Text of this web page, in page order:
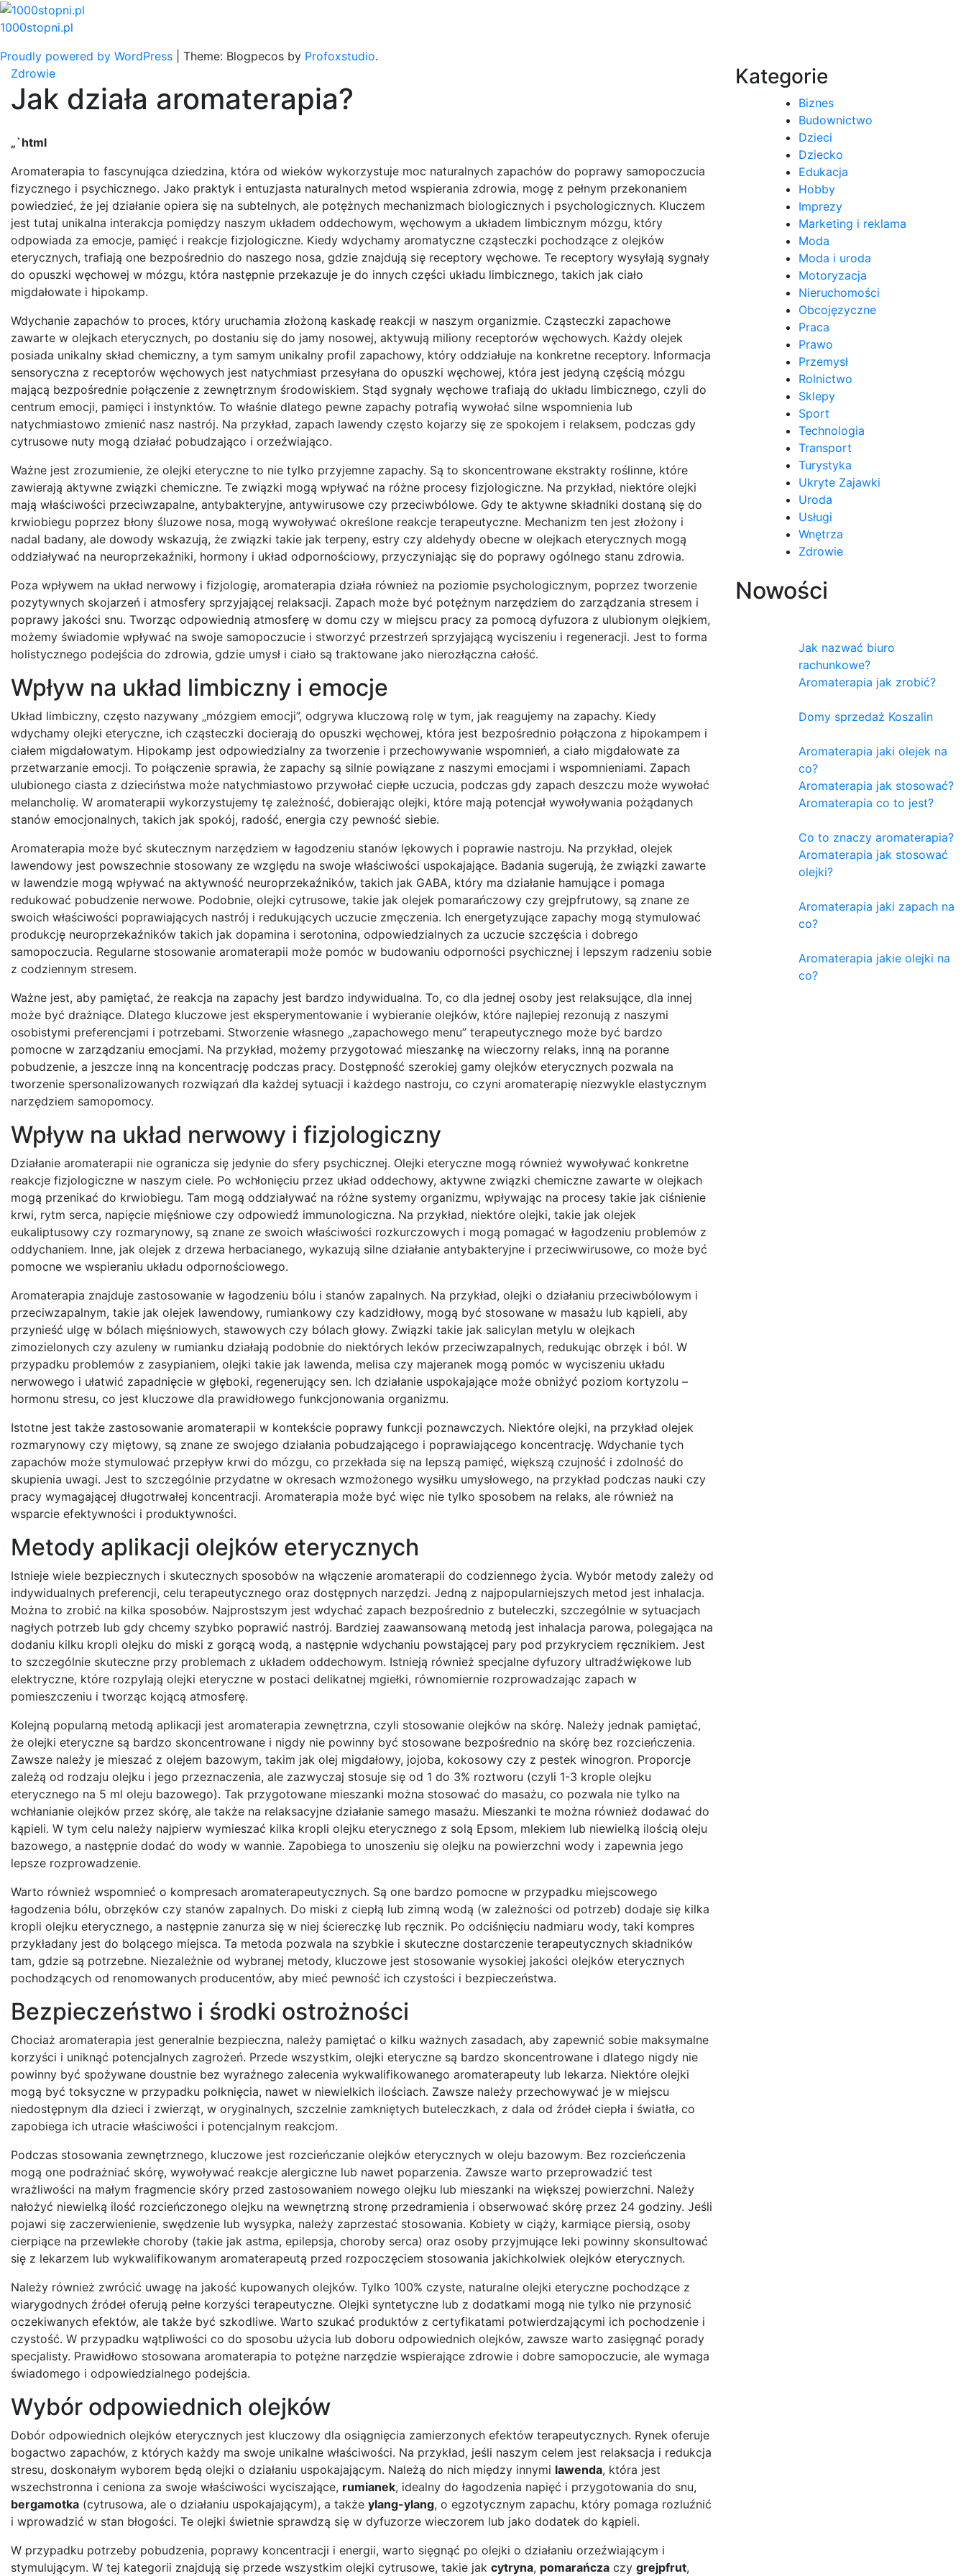
Skip
to
1000stopni.pl
Proudly powered by WordPress
Theme: Blogpecos by Profoxstudio.
Zdrowie
Jak działa aromaterapia?
„`html
Aromaterapia to fascynująca dziedzina, która od wieków wykorzystuje moc naturalnych zapachów do poprawy samopoczucia
fizycznego i psychicznego. Jako praktyk i entuzjasta naturalnych metod wspierania zdrowia, mogę z pełnym przekonaniem
powiedzieć, że jej działanie opiera się na subtelnych, ale potężnych mechanizmach biologicznych i psychologicznych. Kluczem
jest tutaj unikalna interakcja pomiędzy naszym układem oddechowym, węchowym a układem limbicznym mózgu, który
odpowiada za emocje, pamięć i reakcje fizjologiczne. Kiedy wdychamy aromatyczne cząsteczki pochodzące z olejków
eterycznych, trafiają one bezpośrednio do naszego nosa, gdzie znajdują się receptory węchowe. Te receptory wysyłają sygnały
do opuszki węchowej w mózgu, która następnie przekazuje je do innych części układu limbicznego, takich jak ciało
migdałowate i hipokamp.
Wdychanie zapachów to proces, który uruchamia złożoną kaskadę reakcji w naszym organizmie. Cząsteczki zapachowe
zawarte w olejkach eterycznych, po dostaniu się do jamy nosowej, aktywują miliony receptorów węchowych. Każdy olejek
posiada unikalny skład chemiczny, a tym samym unikalny profil zapachowy, który oddziałuje na konkretne receptory. Informacja
sensoryczna z receptorów węchowych jest natychmiast przesyłana do opuszki węchowej, która jest jedyną częścią mózgu
mającą bezpośrednie połączenie z zewnętrznym środowiskiem. Stąd sygnały węchowe trafiają do układu limbicznego, czyli do
centrum emocji, pamięci i instynktów. To właśnie dlatego pewne zapachy potrafią wywołać silne wspomnienia lub
natychmiastowo zmienić nasz nastrój. Na przykład, zapach lawendy często kojarzy się ze spokojem i relaksem, podczas gdy
cytrusowe nuty mogą działać pobudzająco i orzeźwiająco.
Ważne jest zrozumienie, że olejki eteryczne to nie tylko przyjemne zapachy. Są to skoncentrowane ekstrakty roślinne, które
zawierają aktywne związki chemiczne. Te związki mogą wpływać na różne procesy fizjologiczne. Na przykład, niektóre olejki
mają właściwości przeciwzapalne, antybakteryjne, antywirusowe czy przeciwbólowe. Gdy te aktywne składniki dostaną się do
krwiobiegu poprzez błony śluzowe nosa, mogą wywoływać określone reakcje terapeutyczne. Mechanizm ten jest złożony i
nadal badany, ale dowody wskazują, że związki takie jak terpeny, estry czy aldehydy obecne w olejkach eterycznych mogą
oddziaływać na neuroprzekaźniki, hormony i układ odpornościowy, przyczyniając się do poprawy ogólnego stanu zdrowia.
Poza wpływem na układ nerwowy i fizjologię, aromaterapia działa również na poziomie psychologicznym, poprzez tworzenie
pozytywnych skojarzeń i atmosfery sprzyjającej relaksacji. Zapach może być potężnym narzędziem do zarządzania stresem i
poprawy jakości snu. Tworząc odpowiednią atmosferę w domu czy w miejscu pracy za pomocą dyfuzora z ulubionym olejkiem,
możemy świadomie wpływać na swoje samopoczucie i stworzyć przestrzeń sprzyjającą wyciszeniu i regeneracji. Jest to forma
holistycznego podejścia do zdrowia, gdzie umysł i ciało są traktowane jako nierozłączna całość.
Wpływ na układ limbiczny i emocje
Układ limbiczny, często nazywany „mózgiem emocji”, odgrywa kluczową rolę w tym, jak reagujemy na zapachy. Kiedy
wdychamy olejki eteryczne, ich cząsteczki docierają do opuszki węchowej, która jest bezpośrednio połączona z hipokampem i
ciałem migdałowatym. Hipokamp jest odpowiedzialny za tworzenie i przechowywanie wspomnień, a ciało migdałowate za
przetwarzanie emocji. To połączenie sprawia, że zapachy są silnie powiązane z naszymi emocjami i wspomnieniami. Zapach
ulubionego ciasta z dzieciństwa może natychmiastowo przywołać ciepłe uczucia, podczas gdy zapach deszczu może wywołać
melancholię. W aromaterapii wykorzystujemy tę zależność, dobierając olejki, które mają potencjał wywoływania pożądanych
stanów emocjonalnych, takich jak spokój, radość, energia czy pewność siebie.
Aromaterapia może być skutecznym narzędziem w łagodzeniu stanów lękowych i poprawie nastroju. Na przykład, olejek
lawendowy jest powszechnie stosowany ze względu na swoje właściwości uspokajające. Badania sugerują, że związki zawarte
w lawendzie mogą wpływać na aktywność neuroprzekaźników, takich jak GABA, który ma działanie hamujące i pomaga
redukować pobudzenie nerwowe. Podobnie, olejki cytrusowe, takie jak olejek pomarańczowy czy grejpfrutowy, są znane ze
swoich właściwości poprawiających nastrój i redukujących uczucie zmęczenia. Ich energetyzujące zapachy mogą stymulować
produkcję neuroprzekaźników takich jak dopamina i serotonina, odpowiedzialnych za uczucie szczęścia i dobrego
samopoczucia. Regularne stosowanie aromaterapii może pomóc w budowaniu odporności psychicznej i lepszym radzeniu sobie
z codziennym stresem.
Ważne jest, aby pamiętać, że reakcja na zapachy jest bardzo indywidualna. To, co dla jednej osoby jest relaksujące, dla innej
może być drażniące. Dlatego kluczowe jest eksperymentowanie i wybieranie olejków, które najlepiej rezonują z naszymi
osobistymi preferencjami i potrzebami. Stworzenie własnego „zapachowego menu” terapeutycznego może być bardzo
pomocne w zarządzaniu emocjami. Na przykład, możemy przygotować mieszankę na wieczorny relaks, inną na poranne
pobudzenie, a jeszcze inną na koncentrację podczas pracy. Dostępność szerokiej gamy olejków eterycznych pozwala na
tworzenie spersonalizowanych rozwiązań dla każdej sytuacji i każdego nastroju, co czyni aromaterapię niezwykle elastycznym
narzędziem samopomocy.
Wpływ na układ nerwowy i fizjologiczny
Działanie aromaterapii nie ogranicza się jedynie do sfery psychicznej. Olejki eteryczne mogą również wywoływać konkretne
reakcje fizjologiczne w naszym ciele. Po wchłonięciu przez układ oddechowy, aktywne związki chemiczne zawarte w olejkach
mogą przenikać do krwiobiegu. Tam mogą oddziaływać na różne systemy organizmu, wpływając na procesy takie jak ciśnienie
krwi, rytm serca, napięcie mięśniowe czy odpowiedź immunologiczna. Na przykład, niektóre olejki, takie jak olejek
eukaliptusowy czy rozmarynowy, są znane ze swoich właściwości rozkurczowych i mogą pomagać w łagodzeniu problemów z
oddychaniem. Inne, jak olejek z drzewa herbacianego, wykazują silne działanie antybakteryjne i przeciwwirusowe, co może być
pomocne we wspieraniu układu odpornościowego.
Aromaterapia znajduje zastosowanie w łagodzeniu bólu i stanów zapalnych. Na przykład, olejki o działaniu przeciwbólowym i
przeciwzapalnym, takie jak olejek lawendowy, rumiankowy czy kadzidłowy, mogą być stosowane w masażu lub kąpieli, aby
przynieść ulgę w bólach mięśniowych, stawowych czy bólach głowy. Związki takie jak salicylan metylu w olejkach
zimozielonych czy azuleny w rumianku działają podobnie do niektórych leków przeciwzapalnych, redukując obrzęk i ból. W
przypadku problemów z zasypianiem, olejki takie jak lawenda, melisa czy majeranek mogą pomóc w wyciszeniu układu
nerwowego i ułatwić zapadnięcie w głęboki, regenerujący sen. Ich działanie uspokajające może obniżyć poziom kortyzolu –
hormonu stresu, co jest kluczowe dla prawidłowego funkcjonowania organizmu.
Istotne jest także zastosowanie aromaterapii w kontekście poprawy funkcji poznawczych. Niektóre olejki, na przykład olejek
rozmarynowy czy miętowy, są znane ze swojego działania pobudzającego i poprawiającego koncentrację. Wdychanie tych
zapachów może stymulować przepływ krwi do mózgu, co przekłada się na lepszą pamięć, większą czujność i zdolność do
skupienia uwagi. Jest to szczególnie przydatne w okresach wzmożonego wysiłku umysłowego, na przykład podczas nauki czy
pracy wymagającej długotrwałej koncentracji. Aromaterapia może być więc nie tylko sposobem na relaks, ale również na
wsparcie efektywności i produktywności.
Metody aplikacji olejków eterycznych
Istnieje wiele bezpiecznych i skutecznych sposobów na włączenie aromaterapii do codziennego życia. Wybór metody zależy od
indywidualnych preferencji, celu terapeutycznego oraz dostępnych narzędzi. Jedną z najpopularniejszych metod jest inhalacja.
Można to zrobić na kilka sposobów. Najprostszym jest wdychać zapach bezpośrednio z buteleczki, szczególnie w sytuacjach
nagłych potrzeb lub gdy chcemy szybko poprawić nastrój. Bardziej zaawansowaną metodą jest inhalacja parowa, polegająca na
dodaniu kilku kropli olejku do miski z gorącą wodą, a następnie wdychaniu powstającej pary pod przykryciem ręcznikiem. Jest
to szczególnie skuteczne przy problemach z układem oddechowym. Istnieją również specjalne dyfuzory ultradźwiękowe lub
elektryczne, które rozpylają olejki eteryczne w postaci delikatnej mgiełki, równomiernie rozprowadzając zapach w
pomieszczeniu i tworząc kojącą atmosferę.
Kolejną popularną metodą aplikacji jest aromaterapia zewnętrzna, czyli stosowanie olejków na skórę. Należy jednak pamiętać,
że olejki eteryczne są bardzo skoncentrowane i nigdy nie powinny być stosowane bezpośrednio na skórę bez rozcieńczenia.
Zawsze należy je mieszać z olejem bazowym, takim jak olej migdałowy, jojoba, kokosowy czy z pestek winogron. Proporcje
zależą od rodzaju olejku i jego przeznaczenia, ale zazwyczaj stosuje się od 1 do 3% roztworu (czyli 1-3 krople olejku
eterycznego na 5 ml oleju bazowego). Tak przygotowane mieszanki można stosować do masażu, co pozwala nie tylko na
wchłanianie olejków przez skórę, ale także na relaksacyjne działanie samego masażu. Mieszanki te można również dodawać do
kąpieli. W tym celu należy najpierw wymieszać kilka kropli olejku eterycznego z solą Epsom, mlekiem lub niewielką ilością oleju
bazowego, a następnie dodać do wody w wannie. Zapobiega to unoszeniu się olejku na powierzchni wody i zapewnia jego
lepsze rozprowadzenie.
Warto również wspomnieć o kompresach aromaterapeutycznych. Są one bardzo pomocne w przypadku miejscowego
łagodzenia bólu, obrzęków czy stanów zapalnych. Do miski z ciepłą lub zimną wodą (w zależności od potrzeb) dodaje się kilka
kropli olejku eterycznego, a następnie zanurza się w niej ściereczkę lub ręcznik. Po odciśnięciu nadmiaru wody, taki kompres
przykładany jest do bolącego miejsca. Ta metoda pozwala na szybkie i skuteczne dostarczenie terapeutycznych składników
tam, gdzie są potrzebne. Niezależnie od wybranej metody, kluczowe jest stosowanie wysokiej jakości olejków eterycznych
pochodzących od renomowanych producentów, aby mieć pewność ich czystości i bezpieczeństwa.
Bezpieczeństwo i środki ostrożności
Chociaż aromaterapia jest generalnie bezpieczna, należy pamiętać o kilku ważnych zasadach, aby zapewnić sobie maksymalne
korzyści i uniknąć potencjalnych zagrożeń. Przede wszystkim, olejki eteryczne są bardzo skoncentrowane i dlatego nigdy nie
powinny być spożywane doustnie bez wyraźnego zalecenia wykwalifikowanego aromaterapeuty lub lekarza. Niektóre olejki
mogą być toksyczne w przypadku połknięcia, nawet w niewielkich ilościach. Zawsze należy przechowywać je w miejscu
niedostępnym dla dzieci i zwierząt, w oryginalnych, szczelnie zamkniętych buteleczkach, z dala od źródeł ciepła i światła, co
zapobiega ich utracie właściwości i potencjalnym reakcjom.
Podczas stosowania zewnętrznego, kluczowe jest rozcieńczanie olejków eterycznych w oleju bazowym. Bez rozcieńczenia
mogą one podrażniać skórę, wywoływać reakcje alergiczne lub nawet poparzenia. Zawsze warto przeprowadzić test
wrażliwości na małym fragmencie skóry przed zastosowaniem nowego olejku lub mieszanki na większej powierzchni. Należy
nałożyć niewielką ilość rozcieńczonego olejku na wewnętrzną stronę przedramienia i obserwować skórę przez 24 godziny. Jeśli
pojawi się zaczerwienienie, swędzenie lub wysypka, należy zaprzestać stosowania. Kobiety w ciąży, karmiące piersią, osoby
cierpiące na przewlekłe choroby (takie jak astma, epilepsja, choroby serca) oraz osoby przyjmujące leki powinny skonsultować
się z lekarzem lub wykwalifikowanym aromaterapeutą przed rozpoczęciem stosowania jakichkolwiek olejków eterycznych.
Należy również zwrócić uwagę na jakość kupowanych olejków. Tylko 100% czyste, naturalne olejki eteryczne pochodzące z
wiarygodnych źródeł oferują pełne korzyści terapeutyczne. Olejki syntetyczne lub z dodatkami mogą nie tylko nie przynosić
oczekiwanych efektów, ale także być szkodliwe. Warto szukać produktów z certyfikatami potwierdzającymi ich pochodzenie i
czystość. W przypadku wątpliwości co do sposobu użycia lub doboru odpowiednich olejków, zawsze warto zasięgnąć porady
specjalisty. Prawidłowo stosowana aromaterapia to potężne narzędzie wspierające zdrowie i dobre samopoczucie, ale wymaga
świadomego i odpowiedzialnego podejścia.
Wybór odpowiednich olejków
Dobór odpowiednich olejków eterycznych jest kluczowy dla osiągnięcia zamierzonych efektów terapeutycznych. Rynek oferuje
bogactwo zapachów, z których każdy ma swoje unikalne właściwości. Na przykład, jeśli naszym celem jest relaksacja i redukcja
stresu, doskonałym wyborem będą olejki o działaniu uspokajającym. Należą do nich między innymi lawenda, która jest
wszechstronna i ceniona za swoje właściwości wyciszające, rumianek, idealny do łagodzenia napięć i przygotowania do snu,
bergamotka (cytrusowa, ale o działaniu uspokajającym), a także ylang-ylang, o egzotycznym zapachu, który pomaga rozluźnić
i wprowadzić w stan błogości. Te olejki świetnie sprawdzą się w dyfuzorze wieczorem lub jako dodatek do kąpieli.
W przypadku potrzeby pobudzenia, poprawy koncentracji i energii, warto sięgnąć po olejki o działaniu orzeźwiającym i
stymulującym. W tej kategorii znajdują się przede wszystkim olejki cytrusowe, takie jak cytryna, pomarańcza czy grejpfrut,
Kategorie
Biznes
Budownictwo
Dzieci
Dziecko
Edukacja
Hobby
Imprezy
Marketing i reklama
Moda
Moda i uroda
Motoryzacja
Nieruchomości
Obcojęzyczne
Praca
Prawo
Przemysł
Rolnictwo
Sklepy
Sport
Technologia
Transport
Turystyka
Ukryte Zajawki
Uroda
Usługi
Wnętrza
Zdrowie
Nowości
Jak nazwać biuro
rachunkowe?
Aromaterapia jak zrobić?
Domy sprzedaż Koszalin
Aromaterapia jaki olejek na
co?
Aromaterapia jak stosować?
Aromaterapia co to jest?
Co to znaczy aromaterapia?
Aromaterapia jak stosować
olejki?
Aromaterapia jaki zapach na
co?
Aromaterapia jakie olejki na
co?